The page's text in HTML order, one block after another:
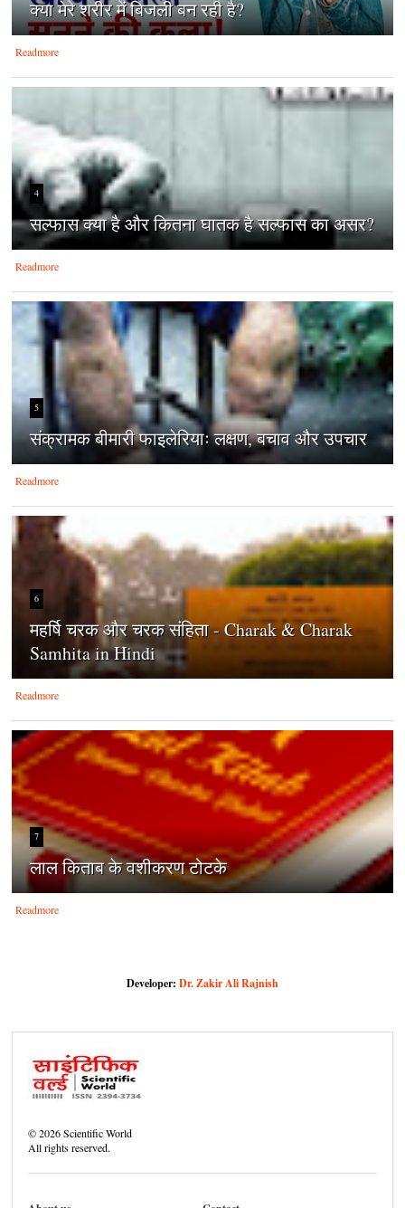
क्‍या मेरे शरीर में बिजली बन रही है?
Readmore
4
सल्फास क्या है और कितना घातक है सल्फास का असर?
Readmore
5
संक्रामक बीमारी फाइलेरियाः लक्षण, बचाव और उपचार
Readmore
6
महर्षि चरक और चरक संहिता - Charak & Charak
Samhita in Hindi
Readmore
7
लाल किताब के वशीकरण टोटके
Readmore
Developer: Dr. Zakir Ali Rajnish
©2026Scientific World
All rights reserved.